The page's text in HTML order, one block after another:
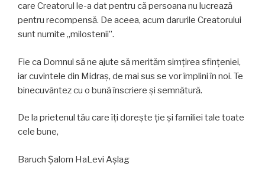
care Creatorul le-a dat pentru că persoana nu lucrează
pentru recompensă. De aceea, acum darurile Creatorului
sunt numite „milostenii”.
Fie ca Domnul să ne ajute să merităm simţirea sfinţeniei,
iar cuvintele din Midraş, de mai sus se vor împlini în noi. Te
binecuvântez cu o bună înscriere şi semnătură.
De la prietenul tău care îţi doreşte ţie şi familiei tale toate
cele bune,
Baruch Şalom HaLevi Aşlag